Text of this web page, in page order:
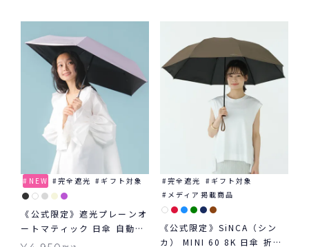
ト対象
NEW 完全遮光 ギフト対象
《公式限定》遮光プレーンオ
ートマティック 日傘 自動開
閉 傘 折りたたみ ギフト対象
完全遮光
ギフト対象
メディア掲載商品
《公式限定》SiNCA（シン
カ） MINI 60 8K 日傘 折り